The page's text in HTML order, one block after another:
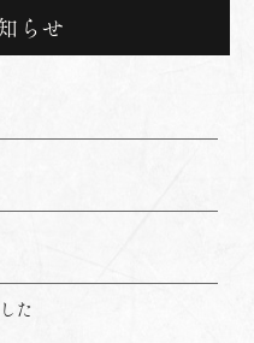
らせ
た